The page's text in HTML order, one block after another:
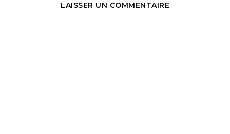
LAISSER UN COMMENTAIRE